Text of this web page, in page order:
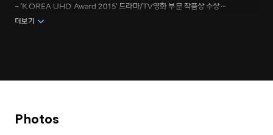
- 'KOREA UHD Award 2015' 드라마/TV영화 부문 작품상 수상
- '2016 APAN Star Awards' 연출상, 남녀신인상 수상
더보기
Photos